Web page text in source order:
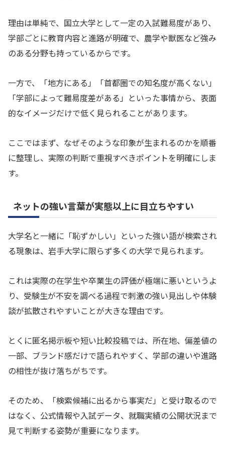
理由は単純で、国立大学として一定の入試難易度があり、
学部ごとに教育内容と進路が明確で、農学や獣医など強み
のある分野も持っているからです。
一方で、「地方にある」「首都圏での知名度が高くない」
「学部によって難易度差がある」といった事情から、表面
的なイメージだけで低く見られることがあります。
ここではまず、なぜそのような印象が生まれるのかを順番
に整理し、実際の判断で重視すべきポイントを明確にしま
す。
ネットの強い言葉が実態以上に目立ちやすい
大学名と一緒に「恥ずかしい」といった強い語が検索され
る現象は、岩手大学に限らず多くの大学で見られます。
これは実際の在学生や卒業生の評価が極端に悪いというよ
り、受験生が不安を調べる過程で刺激の強い見出しや体験
談が拡散されやすいことが大きな理由です。
とくに匿名掲示板や短い比較投稿では、所在地、偏差値の
一部、ブランド感だけで語られやすく、学部の違いや進路
の相性が抜け落ちがちです。
そのため、「検索候補に出るから事実だ」と受け取るので
はなく、公式情報や入試データ、就職実績の公開状況まで
見て判断する姿勢が重要になります。